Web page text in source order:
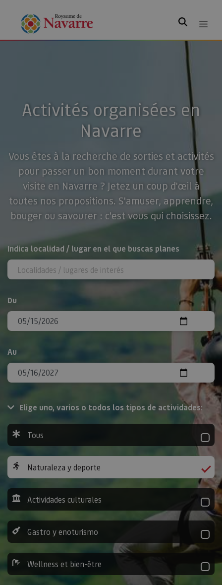
Rechercher
Activités organisées en
Navarre
Vous êtes à la recherche de sorties et activités
pour passer un bon moment durant votre
visite en Navarre ? Jetez un coup d'œil à
toutes nos propositions. S'amuser, apprendre,
bouger ou savourer : c'est vous qui choisissez.
Rechercher
Indica localidad / lugar en el que buscas planes
Du
Au
Elige uno, varios o todos los tipos de actividades:
Tous
Naturaleza y deporte
Actividades culturales
Gastro y enoturismo
Wellness et bien-être